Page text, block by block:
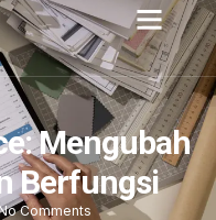
Mengubah
Berfungsi
Comments